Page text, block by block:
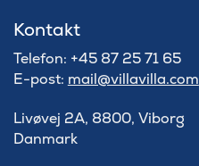
Kontakt
Telefon: +45 87 25 71 65
E-post: mail@villavilla.com
Livøvej 2A, 8800, Viborg
Danmark